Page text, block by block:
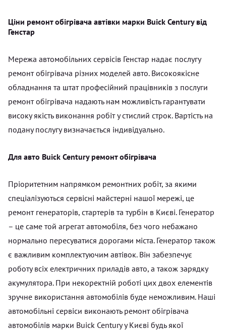
Ціни ремонт обігрівача автівки марки Buick Century від
Генстар
Мережа автомобільних сервісів Генстар надає послугу
ремонт обігрівача різних моделей авто. Високоякісне
обладнання та штат професійний працівників з послуги
ремонт обігрівача надають нам можливість гарантувати
високу якість виконання робіт у стислий строк. Вартість на
подану послугу визначається індивідуально.
Для авто Buick Century ремонт обігрівача
Пріоритетним напрямком ремонтних робіт, за якими
спеціалізуються сервісні майстерні нашої мережі, це
ремонт генераторів, стартерів та турбін в Києві. Генератор
– це саме той агрегат автомобіля, без чого небажано
нормально пересуватися дорогами міста. Генератор також
є важливим комплектуючим автівок. Він забезпечує
роботу всіх електричних приладів авто, а також зарядку
акумулятора. При некоректній роботі цих двох елементів
зручне використання автомобілів буде неможливим. Наші
автомобільні сервіси виконають ремонт обігрівача
автомобілів марки Buick Century у Києві будь якої